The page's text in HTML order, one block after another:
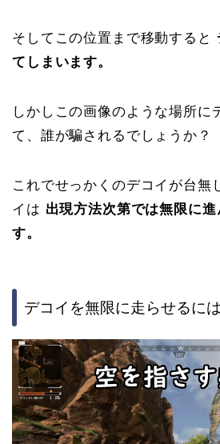
そしてこの位置まで移動すると
てしまいます。
しかしこの画像のような場所に
て、誰が騙されるでしょうか？
これでせっかくのデコイが台無
イは 出現方法次第では無限に進
す。
デコイを無限に走らせるに